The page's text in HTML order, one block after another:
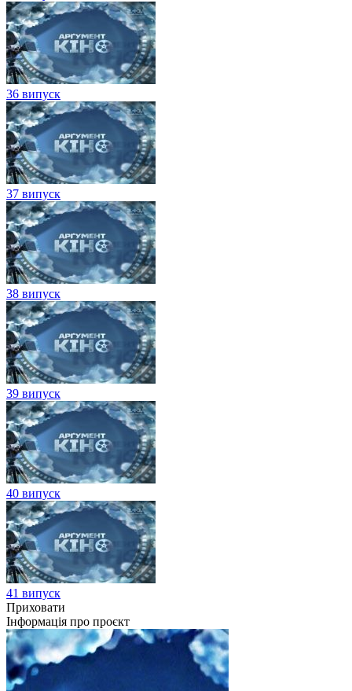
36 випуск
37 випуск
38 випуск
39 випуск
40 випуск
41 випуск
Приховати
Інформація про проєкт